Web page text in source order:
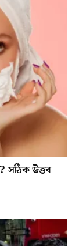
সঠিক উত্তৰ